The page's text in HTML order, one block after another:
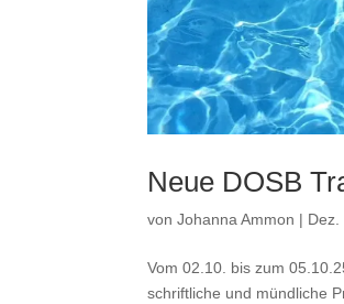
Neue DOSB
vonJohanna Ammon | Dez.
Vom 02.10. bis zum
schriftliche und mündliche